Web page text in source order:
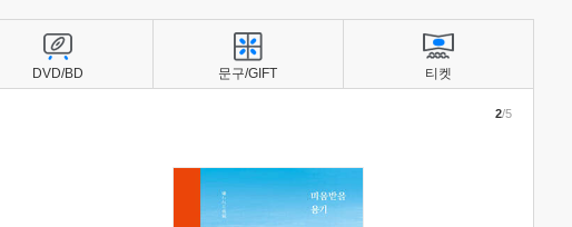
2/5
DVD/BD 문구/GIFT 티켓